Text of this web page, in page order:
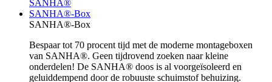
SANHA®-Box
SANHA®-Box
Bespaar tot 70 procent tijd met de moderne montageboxen
van SANHA®. Geen tijdrovend zoeken naar kleine
onderdelen! De SANHA® doos is al voorgeïsoleerd en
geluiddempend door de robuuste schuimstof behuizing.